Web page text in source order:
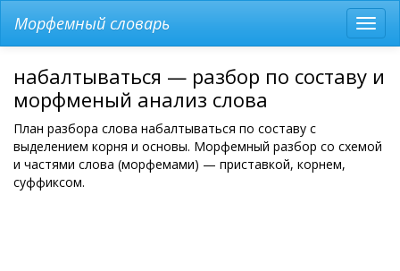
меню
Морфемный словарь
набалтываться — разбор по составу и
морфменый анализ слова
План разбора слова набалтываться по составу с
выделением корня и основы. Морфемный разбор со схемой
и частями слова (морфемами) — приставкой, корнем,
суффиксом.